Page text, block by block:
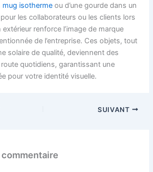
mug isotherme ou d’une gourde dans un
les collaborateurs ou les clients lors
extérieur renforce l’image de marque
de l’entreprise. Ces objets, tout
solaire de qualité, deviennent des
quotidiens, garantissant une
pour votre identité visuelle.
SUIVANT